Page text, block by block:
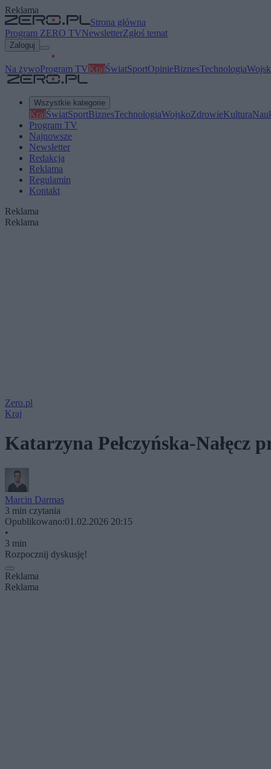
Reklama
Strona główna
Program ZERO TVNewsletterZgłoś temat
Zaloguj
Na żywoProgram TVKrajŚwiatSportOpinieBiznesTechnologia
Wszystkie kategorie
KrajŚwiatSportBiznesTechnologiaWojskoZdrowieKultura
Program TV
Najnowsze
Newsletter
Redakcja
Reklama
Regulamin
Kontakt
Reklama
Reklama
Zero.pl
Kraj
Katarzyna Pełczyńska-Nałęcz
Marcin Darmas
3 min czytania
Opublikowano:01.02.2026 20:15
•
3 min
Rozpocznij dyskusję!
Reklama
Reklama